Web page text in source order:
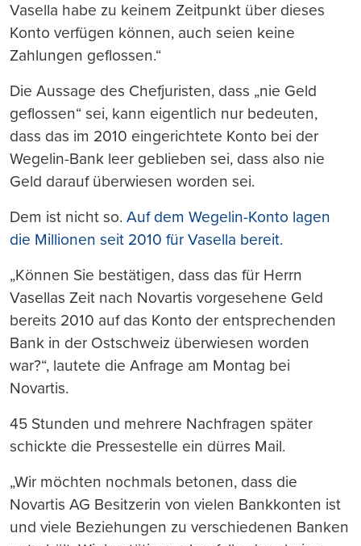
Vasella habe zu keinem Zeitpunkt über dieses
Konto verfügen können, auch seien keine
Zahlungen geflossen.“
Die Aussage des Chefjuristen, dass „nie Geld
geflossen“ sei, kann eigentlich nur bedeuten,
dass das im 2010 eingerichtete Konto bei der
Wegelin-Bank leer geblieben sei, dass also nie
Geld darauf überwiesen worden sei.
Dem ist nicht so. Auf dem Wegelin-Konto lagen
die Millionen seit 2010 für Vasella bereit.
„Können Sie bestätigen, dass das für Herrn
Vasellas Zeit nach Novartis vorgesehene Geld
bereits 2010 auf das Konto der entsprechenden
Bank in der Ostschweiz überwiesen worden
war?“, lautete die Anfrage am Montag bei
Novartis.
45 Stunden und mehrere Nachfragen später
schickte die Pressestelle ein dürres Mail.
„Wir möchten nochmals betonen, dass die
Novartis AG Besitzerin von vielen Bankkonten ist
und viele Beziehungen zu verschiedenen Banken